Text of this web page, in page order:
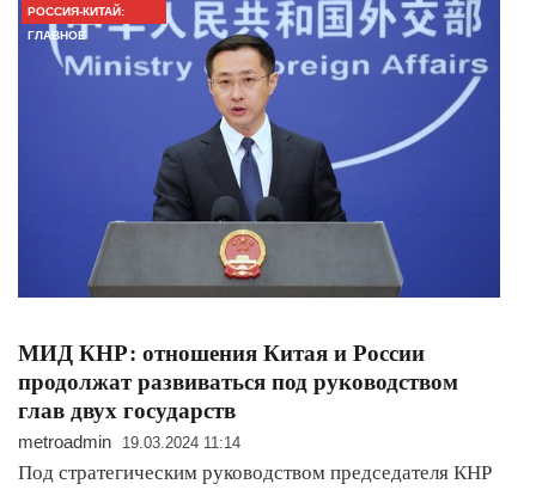
РОССИЯ-КИТАЙ:
ГЛАВНОЕ
МИД КНР: отношения Китая и России
продолжат развиваться под руководством
глав двух государств
metroadmin 19.03.2024 11:14
Под стратегическим руководством председателя КНР